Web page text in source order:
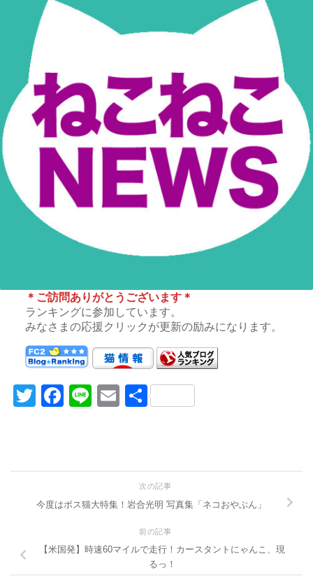
＊ご訪問ありがとうございます＊
ランキングに参加しています。
みなさまの応援クリックが更新の励みになります。
TwitterFacebook
LineEmail
共
次の記事
今度はボス猫大特集！岩合光明 写真集「ネコおやぶん」
前の記事
【米国発】時速60マイルで走行！カースタントにゃんこ、現
るっ！